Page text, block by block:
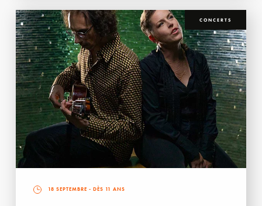
CONCERTS
18 SEPTEMBRE - DÈS 11 ANS